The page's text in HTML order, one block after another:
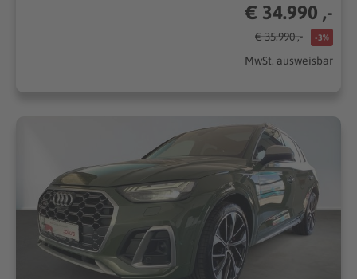
€ 34.990 ,-
€ 35.990 ,- -3%
MwSt. ausweisbar